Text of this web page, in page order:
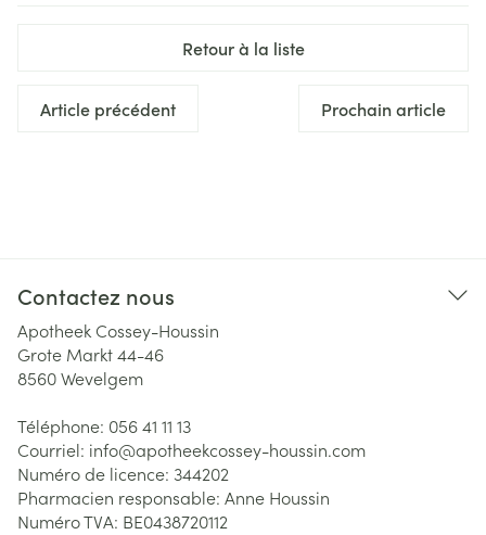
Retour à la liste
Article précédent Prochain article
Contactez nous
Apotheek Cossey-Houssin
Grote Markt 44-46
8560Wevelgem
Téléphone: 056 41 11 13
Courriel: info@apotheekcossey-houssin.com
Numéro de licence: 344202
Pharmacien responsable: Anne Houssin
Numéro TVA: BE0438720112